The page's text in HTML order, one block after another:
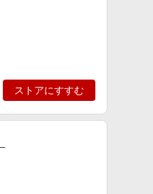
ストアにすすむ